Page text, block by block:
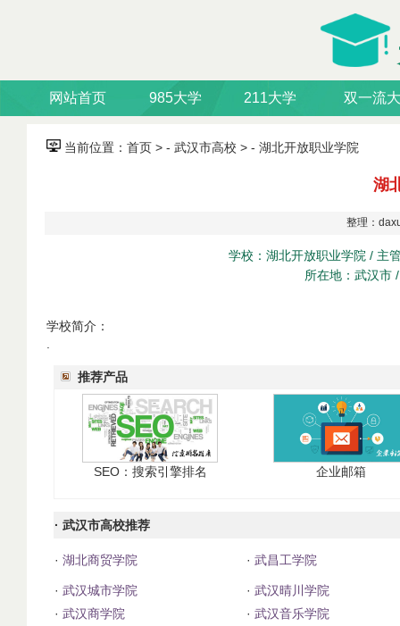
网站首页 985大学 211大学 双一流
当前位置： 首页 > - 武汉市高校 > - 湖北开放职业学院
湖
整理：
学校：湖北开放职业学院 / 主
所在地：武汉市
学校简介：
推荐产品
SEO：搜索引擎排名 企业邮箱
· 武汉市高校推荐
· 湖北商贸学院 · 武昌工学院
· 武汉城市学院 · 武汉晴川学院
· 武汉商学院 · 武汉音乐学院